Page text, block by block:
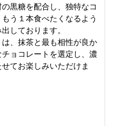
黒糖を配合し、独特なコ
う１本食べたくなるよう
しております。
、抹茶と最も相性が良か
ョコレートを選定し、濃
てお楽しみいただけま